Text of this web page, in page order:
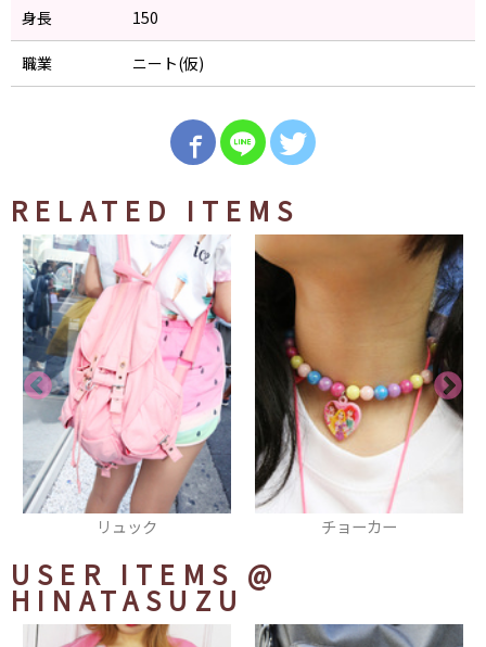
身長 150
職業 ニート(仮)
RELATED ITEMS
チョーカー トートバッグ
USER ITEMS @
HINATASUZU